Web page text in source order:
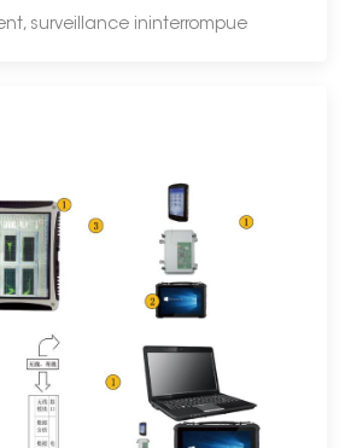
surveillance ininterrompue